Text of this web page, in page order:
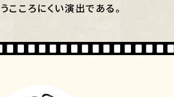
こころにくい演出である。